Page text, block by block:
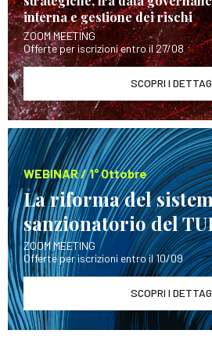
interna e gestione dei rischi
ZOOM MEETING
Offerte per iscrizioni entro il 27/08
SCOPRI I
WEBINAR / 1° Ottobre
La riforma del
sanzionatorio del
ZOOM MEETING
Offerte per iscrizioni entro il 10/09
SCOPRI I